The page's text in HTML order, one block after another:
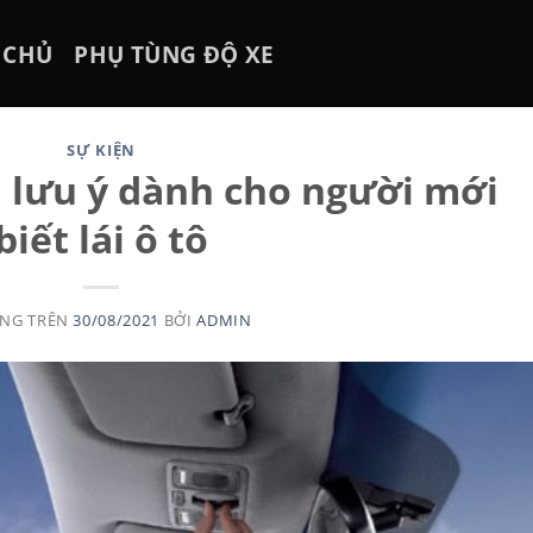
PHỤ TÙNG ĐỘ XE
SỰ KIỆN
lưu ý dành cho người mới
lái ô tô
TRÊN30/08/2021 BỞIADMIN